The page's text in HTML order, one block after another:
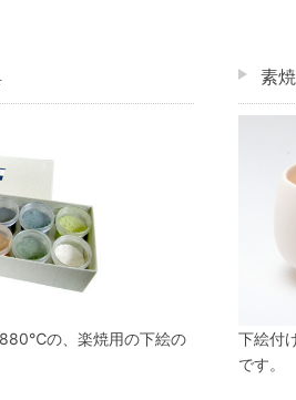
の、楽焼用の下絵の
素
下絵付
です。